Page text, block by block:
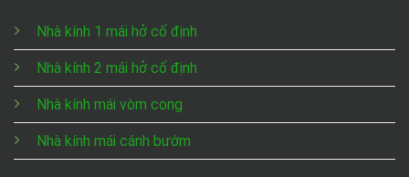
Nhà kính 1 mái hở cố định
Nhà kính 2 mái hở cố định
Nhà kính mái vòm cong
Nhà kính mái cánh bướm